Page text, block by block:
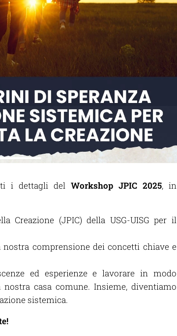
i dettagli delWorkshop JPIC 2025, in
Creazione (JPIC) della USG-UISG per il
comprensione dei concetti chiave e
ed esperienze e lavorare in modo
casa comune. Insieme, diventiamo
sistemica.